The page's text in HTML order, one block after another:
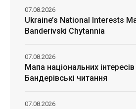
Ukraine’s National Interests
Banderivski Chytannia
07.08.2026
Мапа національних інтересів
Бандерівські читання
07.08.2026
07.08.2026